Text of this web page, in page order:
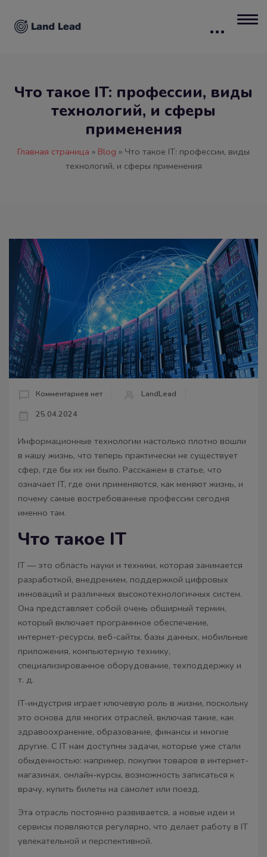
Что такое IT: профессии, виды
технологий, и сферы
применения
Главная страница » Blog » Что такое IT: профессии, виды
технологий, и сферы применения
Комментариев нет
LandLead
25.04.2024
Информационные технологии настолько плотно вошли
в нашу жизнь, что теперь практически не существует
сфер, где бы их ни было. Расскажем в статье, что
означает IT, где они применяются, как меняют жизнь, и
почему самые востребованные профессии сегодня
именно там.
Что такое IT
IT — это область науки и техники, которая занимается
разработкой, внедрением, поддержкой цифровых
инноваций и различных высокотехнологичных систем.
Она представляет собой очень обширный термин,
который включает программное обеспечение,
интернет-ресурсы, веб-сайты, базы данных, мобильные
приложения, компьютерную технику,
специализированное оборудование, техподдержку и
т. д.
IT-индустрия играет ключевую роль в жизни, поскольку
это основа для многих отраслей, включая такие, как
здравоохранение, образование, финансы и многие
другие. С IT нам доступны задачи, которые уже стали
обыденностью: например, покупки товаров в интернет-
магазинах, онлайн-курсы, возможность записаться к
врачу, купить билеты на самолет или поезд.
Эта отрасль постоянно развивается, а новые идеи и
сервисы появляются регулярно, что делает работу в IT
увлекательной и перспективной.